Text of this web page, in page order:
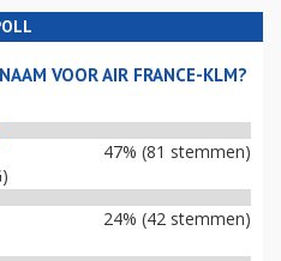
VOOR AIR FRANCE-KLM?
47% (81 stemmen)
24% (42 stemmen)